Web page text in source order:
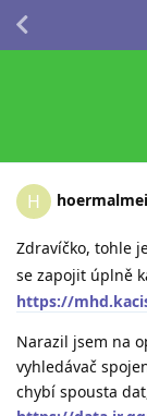
H
Zdravíčko, tohle
se zapojit úplně
https://
Narazil jsem na
vyhledávač
chybí spousta